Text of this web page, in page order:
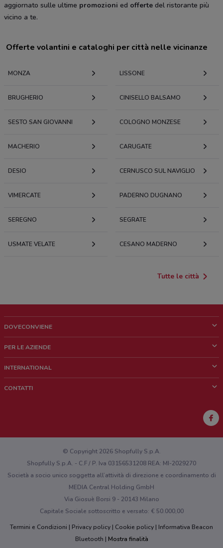
aggiornato sulle ultime promozioni ed offerte del ristorante più
vicino a te.
Offerte volantini e cataloghi per città nelle vicinanze
MONZA LISSONE
BRUGHERIO CINISELLO BALSAMO
SESTO SAN GIOVANNI COLOGNO MONZESE
MACHERIO CARUGATE
DESIO CERNUSCO SUL NAVIGLIO
VIMERCATE PADERNO DUGNANO
SEREGNO SEGRATE
USMATE VELATE CESANO MADERNO
Tutte le città
DOVECONVIENE
Chi siamo
Lavora con noi
PER LE AZIENDE
Richieste commerciali e marketing
INTERNATIONAL
CONTATTI
Hai un malfunzionamento sul web o sull'app?
© Copyright 2026 Shopfully S.p.A.
Shopfully S.p.A. - C.F / P. Iva 03156531208 REA: MI-2029270
Società a socio unico soggetta all’attività di direzione e coordinamento di
MEDIA Central Holding GmbH
Via Giosuè Borsi 9 - 20143 Milano
Capitale Sociale sottoscritto e versato: € 50.000,00
Termini e Condizioni
Privacy policy Cookie policy
Informativa Beacon
Bluetooth
Mostra finalità